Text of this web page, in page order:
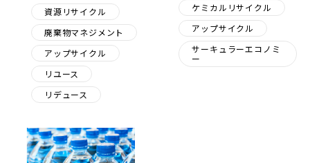
資源リサイクル
廃棄物マネジメント
アップサイクル
リユース
リデュース
ケミカルリサイクル
アップサイクル
サーキュラーエコノミ
ー